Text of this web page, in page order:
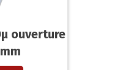
ouverture